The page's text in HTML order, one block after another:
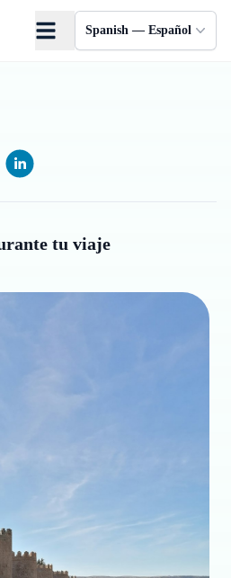
Spanish — Español
tu viaje